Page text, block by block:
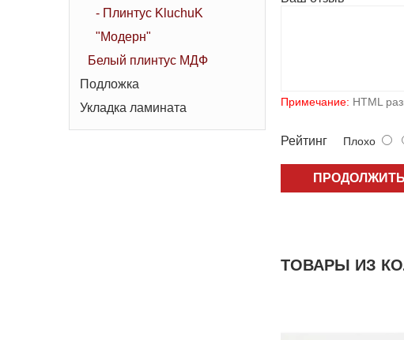
- Плинтус KluchuK
"Модерн"
Белый плинтус МДФ
Подложка
Укладка ламината
Примечание: HTML
Рейтинг Плохо
ПРОДОЛЖИТЬ
ТОВАРЫ ИЗ